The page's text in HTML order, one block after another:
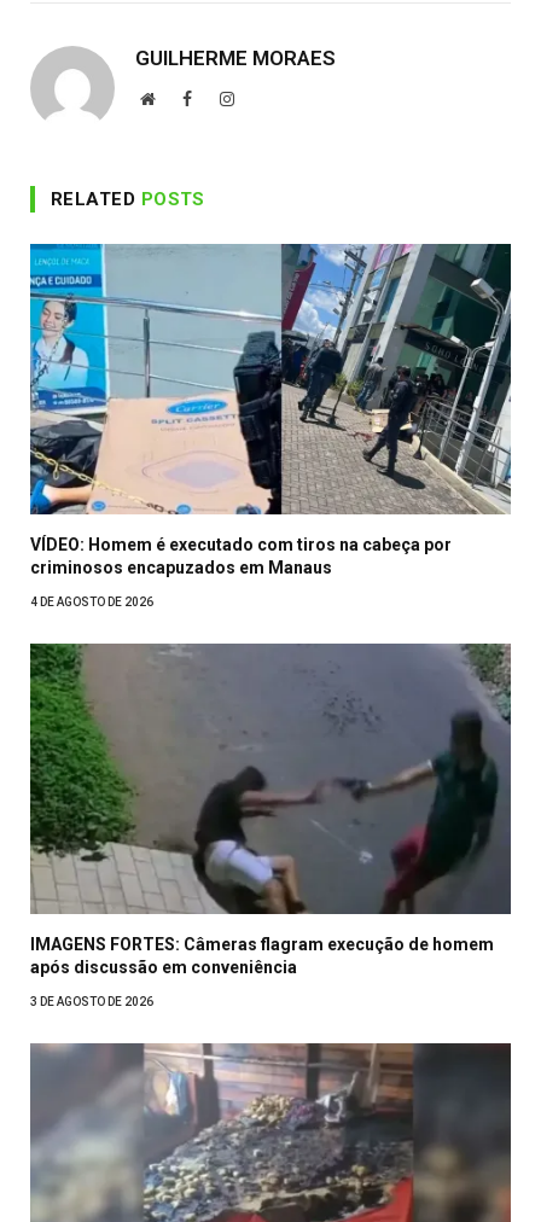
GUILHERME MORAES
WebsiteFacebookInstagram
RELATED POSTS
VÍDEO: Homem é executado com tiros na cabeça por
criminosos encapuzados em Manaus
4 DE AGOSTO DE 2026
IMAGENS FORTES: Câmeras flagram execução de homem
após discussão em conveniência
3 DE AGOSTO DE 2026